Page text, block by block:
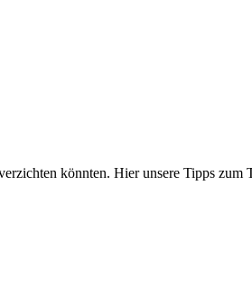
könnten. Hier unsere Tipps zum